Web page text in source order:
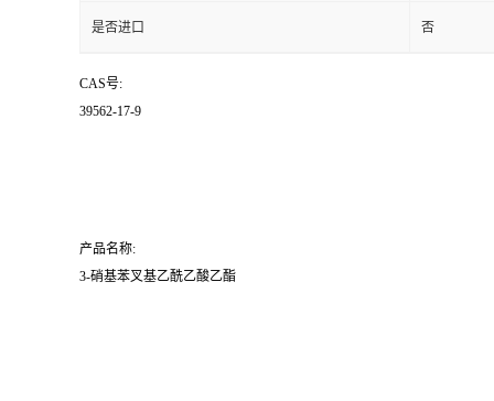
是否进口 否
CAS号:
39562-17-9
产品名称:
3-硝基苯叉基乙酰乙酸乙酯